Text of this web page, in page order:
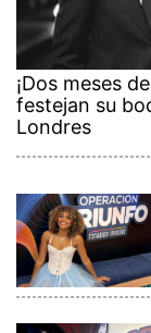
¡Dos meses
festejan su
Londres